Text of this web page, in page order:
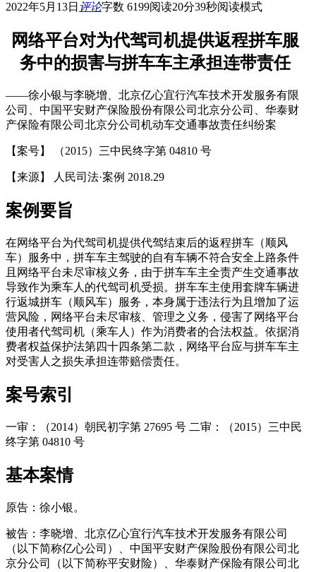
2022年5月13日 评论字数 6199阅读20分39秒阅读模式
网络平台对为代驾司机提供返程拼车服
务中的损害与拼车车主承担连带责任
——徐小银与李晓增、北京亿心宜行汽车技术开发服务有限
公司、中国平安财产保险股份有限公司北京分公司、华泰财
产保险有限公司北京分公司机动车交通事故责任纠纷案
【案号】 （2015）三中民终字第 04810 号
【来源】 人民司法·案例 2018.29
案例要旨
在网络平台为代驾司机提供代驾结束后的返程拼车（顺风
车）服务中，拼车车主驾驶的自有车辆不符合安全上路条件
且网络平台未尽审核义务，由于拼车车主全责产生交通事故
导致作为乘车人的代驾司机受损。拼车车主使用套牌车辆进
行返城拼车（顺风车）服务，本身属于违法行为且增加了运
营风险，网络平台未尽审核、管理之义务，侵害了网络平台
使用者代驾司机（乘车人）作为消费者的合法权益。依据消
费者权益保护法第四十四条第二款，网络平台应与拼车车主
对受害人之损失承担连带赔偿责任。
案号索引
一审：（2014）朝民初字第 27695 号 二审：（2015）三中民
终字第 04810 号
基本案情
原告：徐小银。
被告：李晓增、北京亿心宜行汽车技术开发服务有限公司
（以下简称亿心公司）、中国平安财产保险股份有限公司北
京分公司（以下简称平安财险）、华泰财产保险有限公司北